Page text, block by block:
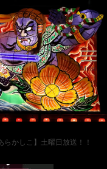
Menu
らかしこ】土曜日放送！！